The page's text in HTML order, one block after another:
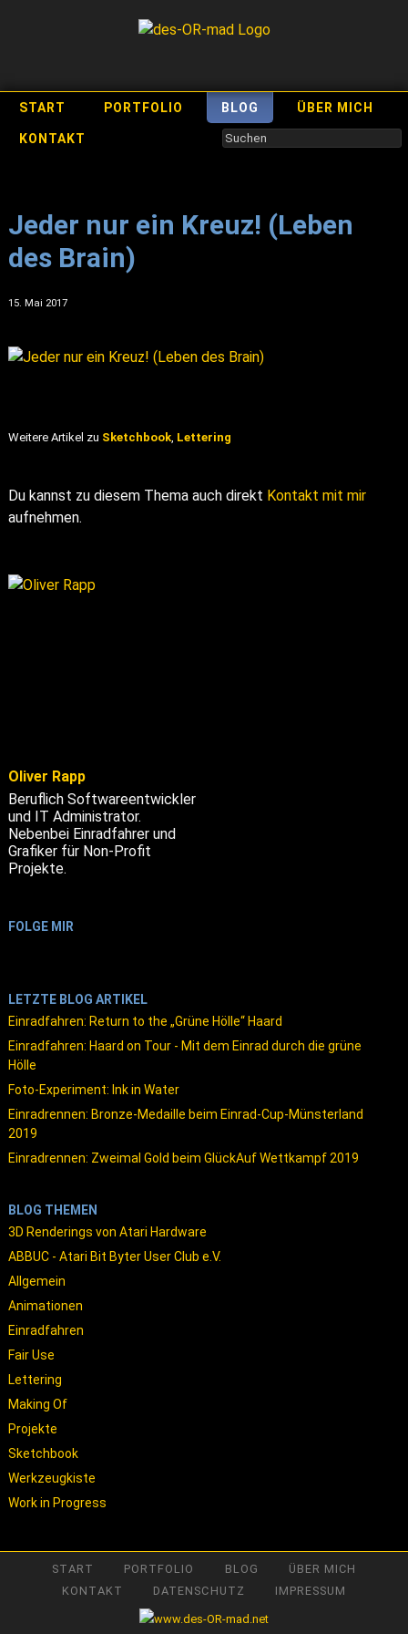
START PORTFOLIO BLOG ÜBER MICH
KONTAKT
Jeder nur ein Kreuz! (Leben
des Brain)
15. Mai 2017
Weitere Artikel zu Sketchbook, Lettering
Du kannst zu diesem Thema auch direkt Kontakt mit mir
aufnehmen.
Oliver Rapp
Beruflich Softwareentwickler
und IT Administrator.
Nebenbei Einradfahrer und
Grafiker für Non-Profit
Projekte.
FOLGE MIR
LETZTE BLOG ARTIKEL
Einradfahren: Return to the „Grüne Hölle“ Haard
Einradfahren: Haard on Tour - Mit dem Einrad durch die grüne
Hölle
Foto-Experiment: Ink in Water
Einradrennen: Bronze-Medaille beim Einrad-Cup-Münsterland
2019
Einradrennen: Zweimal Gold beim GlückAuf Wettkampf 2019
BLOG THEMEN
3D Renderings von Atari Hardware
ABBUC - Atari Bit Byter User Club e.V.
Allgemein
Animationen
Einradfahren
Fair Use
Lettering
Making Of
Projekte
Sketchbook
Werkzeugkiste
Work in Progress
START PORTFOLIO BLOG
ÜBER MICH
KONTAKT
DATENSCHUTZ IMPRESSUM